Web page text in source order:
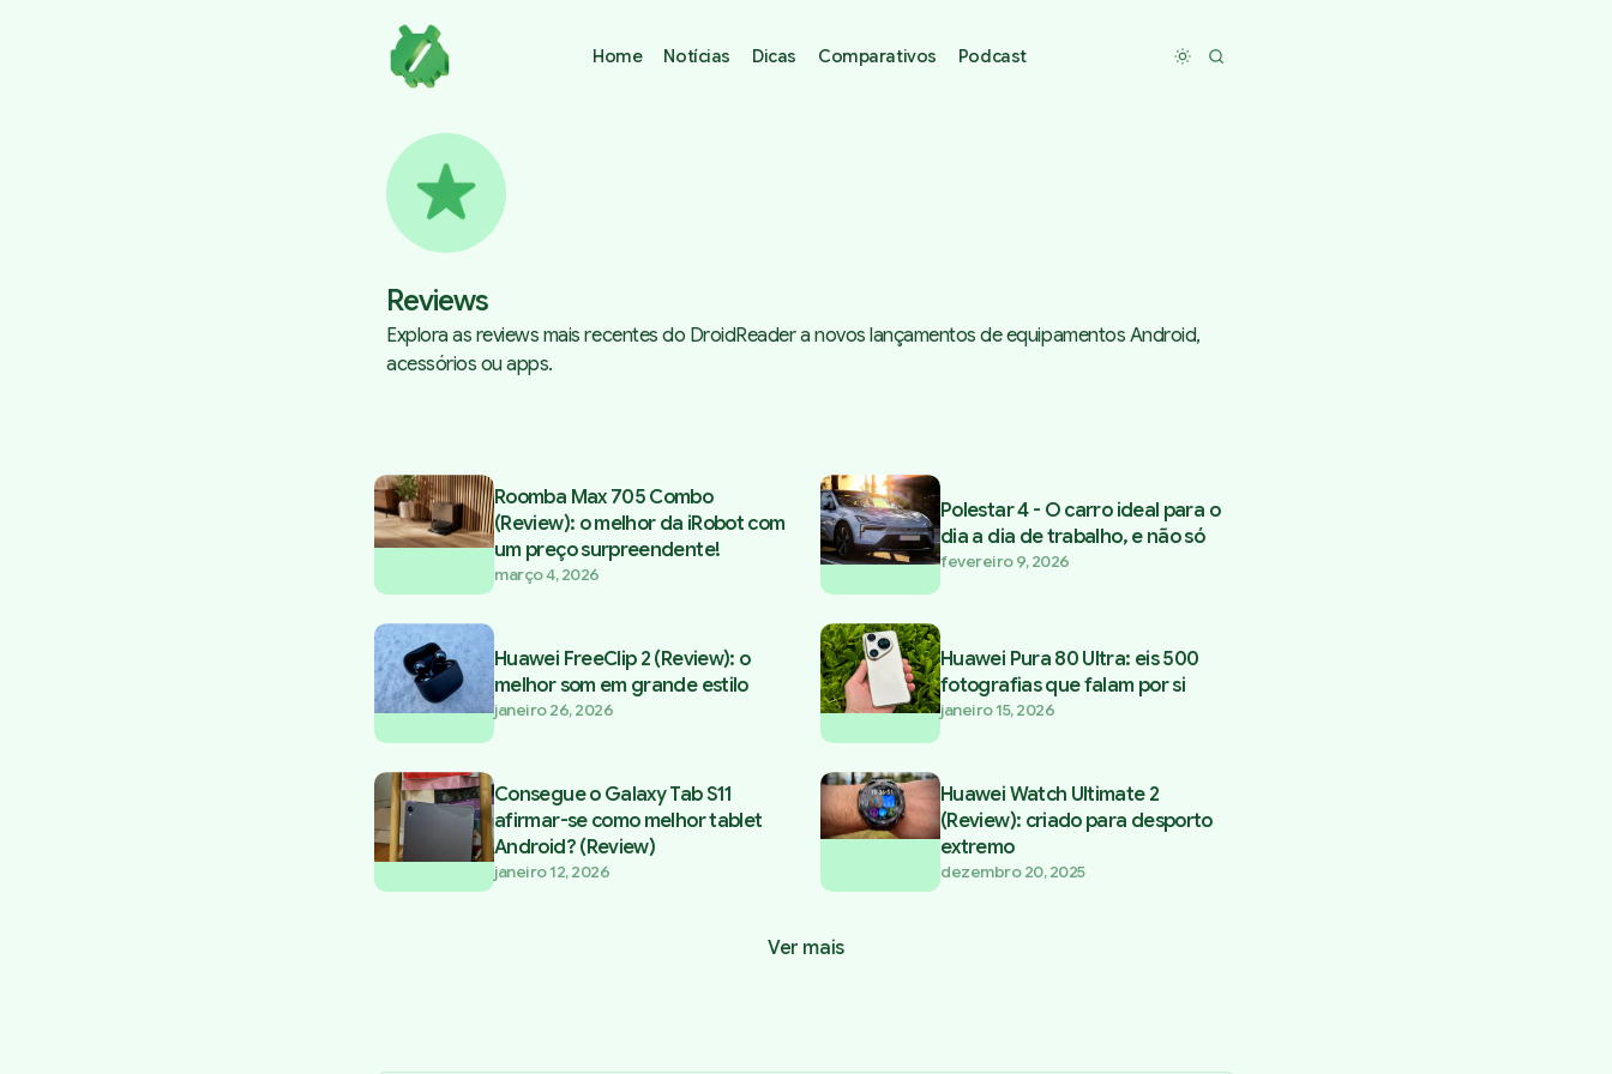
Home Notícias Dicas Comparativos Podcast Toggle dark mode
Reviews
Explora as reviews mais recentes do DroidReader a novos lançamentos de equipamentos Android,
acessórios ou apps.
Posts tagged with Reviews
Roomba Max 705 Combo
(Review): o melhor da iRobot com
um preço surpreendente!
março 4, 2026
Polestar 4 - O carro ideal para o
dia a dia de trabalho, e não só
fevereiro 9, 2026
Huawei FreeClip 2 (Review): o
melhor som em grande estilo
janeiro 26, 2026
Huawei Pura 80 Ultra: eis 500
fotografias que falam por si
janeiro 15, 2026
Consegue o Galaxy Tab S11
afirmar-se como melhor tablet
Android? (Review)
janeiro 12, 2026
Huawei Watch Ultimate 2
(Review): criado para desporto
extremo
dezembro 20, 2025
Ver mais